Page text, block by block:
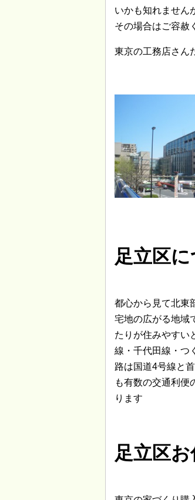
いかも知れません
その場合はご容赦
東京の工務店さん
足立区
都心から見て北東
宅地の広がる地域
たりが住みやすい
線・千代田線・つ
路は国道4号線と
も有数の交通利便
ります
足立区